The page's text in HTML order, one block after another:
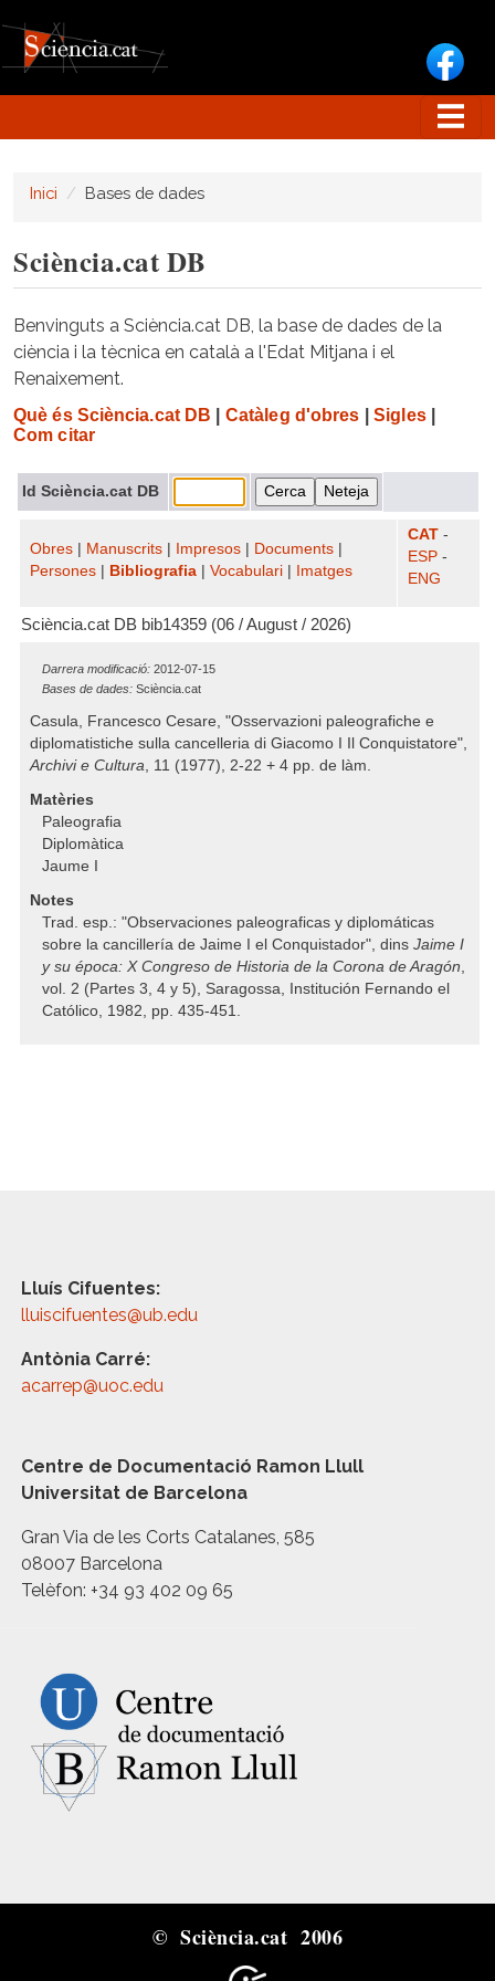
Inici Bases de dades
Sciència.cat DB
Benvinguts a Sciència.cat DB, la base de dades de la
ciència i la tècnica en català a l'Edat Mitjana i el
Renaixement.
Què és Sciència.cat DB Catàleg d'obres Sigles|
Com citar
Id Sciència.cat DB
Obres Manuscrits Impresos Documents
Persones
Bibliografia Vocabulari Imatges
CAT -
ESP -
ENG
Sciència.cat DB bib14359 (06 / August / 2026)
Darrera modificació: 2012-07-15
Bases de dades: Sciència.cat
Casula, Francesco Cesare, "Osservazioni paleografiche e
diplomatistiche sulla cancelleria di Giacomo I Il Conquistatore",
Archivi e Cultura, 11 (1977), 2-22 + 4 pp. de làm.
Matèries
Paleografia
Diplomàtica
Jaume I
Notes
Trad. esp.: "Observaciones paleograficas y diplomáticas
sobre la cancillería de Jaime I el Conquistador", dins Jaime I
y su época: X Congreso de Historia de la Corona de Aragón,
vol. 2 (Partes 3, 4 y 5), Saragossa, Institución Fernando el
Católico, 1982, pp. 435-451.
Lluís Cifuentes:
lluiscifuentes@ub.edu
Antònia Carré:
acarrep@uoc.edu
Centre de Documentació Ramon Llull
Universitat de Barcelona
Gran Via de les Corts Catalanes, 585
08007 Barcelona
Telèfon: +34 93 402 09 65
© Sciència.cat 2006